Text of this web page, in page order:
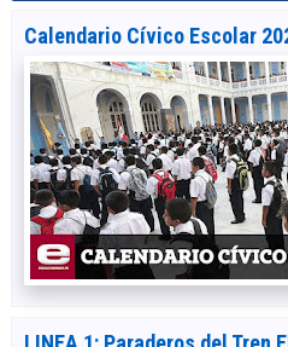
Calendario Cívico Escolar